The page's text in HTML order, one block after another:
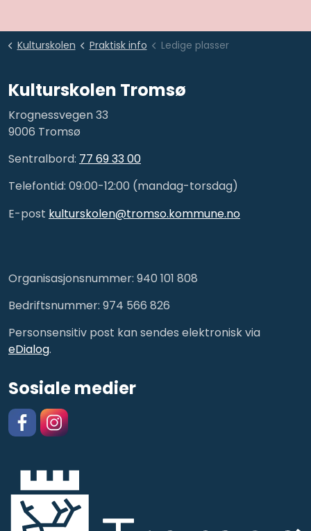
Kulturskolen Praktisk info Ledige plasser
Kulturskolen Tromsø
Krognessvegen 33
9006 Tromsø
Sentralbord: 77 69 33 00
Telefontid: 09:00-12:00 (mandag-torsdag)
E-post kulturskolen@tromso.kommune.no
Organisasjonsnummer: 940 101 808
Bedriftsnummer: 974 566 826
Personsensitiv post kan sendes elektronisk via
eDialog.
Sosiale medier